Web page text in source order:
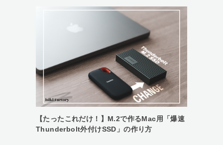
【たったこれだけ！】M.2で作るMac用「爆速
Thunderbolt外付けSSD」の作り方